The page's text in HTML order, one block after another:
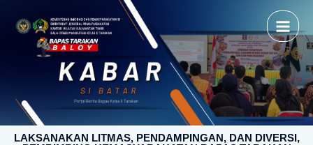
LAKSANAKAN LITMAS, PENDAMPINGAN, DAN DIVERSI,